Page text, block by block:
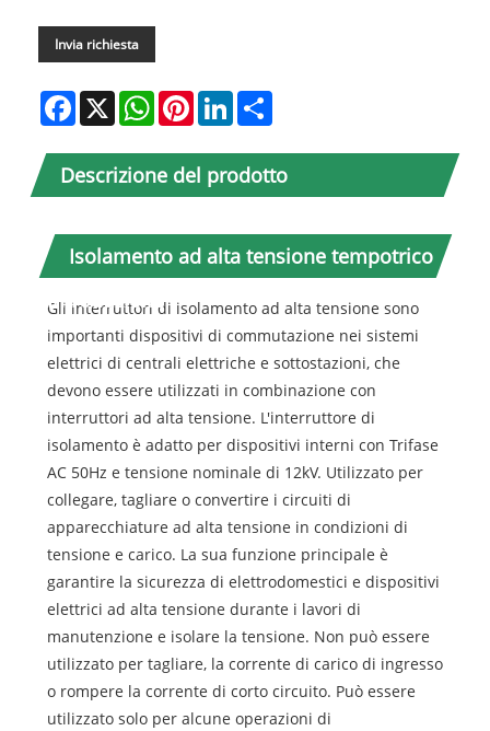
Invia richiesta
Facebook
X WhatsAppPinterestLinkedIn
Descrizione del prodotto
Isolamento ad alta tensione tempotrico
Introduzione
Gli interruttori di isolamento ad alta tensione sono
importanti dispositivi di commutazione nei sistemi
elettrici di centrali elettriche e sottostazioni, che
devono essere utilizzati in combinazione con
interruttori ad alta tensione. L'interruttore di
isolamento è adatto per dispositivi interni con Trifase
AC 50Hz e tensione nominale di 12kV. Utilizzato per
collegare, tagliare o convertire i circuiti di
apparecchiature ad alta tensione in condizioni di
tensione e carico. La sua funzione principale è
garantire la sicurezza di elettrodomestici e dispositivi
elettrici ad alta tensione durante i lavori di
manutenzione e isolare la tensione. Non può essere
utilizzato per tagliare, la corrente di carico di ingresso
o rompere la corrente di corto circuito. Può essere
utilizzato solo per alcune operazioni di